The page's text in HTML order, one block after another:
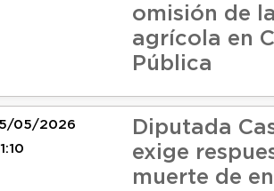
omisión de
agrícola en
Pública
05/2026
Diputada
exige
muerte de